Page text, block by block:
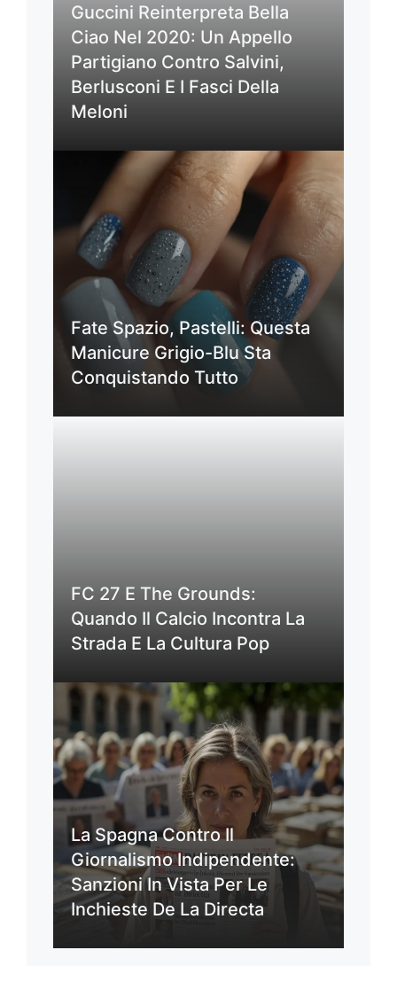
Guccini Reinterpreta Bella
Ciao Nel 2020: Un Appello
Partigiano Contro Salvini,
Berlusconi E I Fasci Della
Meloni
Fate Spazio, Pastelli: Questa
Manicure Grigio-Blu Sta
Conquistando Tutto
FC 27 E The Grounds:
Quando Il Calcio Incontra La
Strada E La Cultura Pop
La Spagna Contro Il
Giornalismo Indipendente:
Sanzioni In Vista Per Le
Inchieste De La Directa